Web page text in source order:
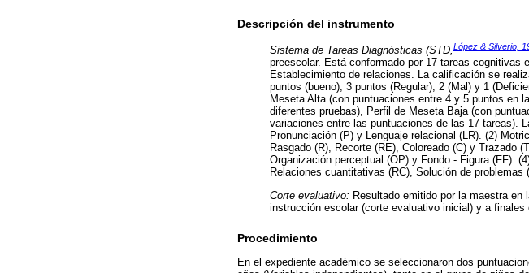
Descripción del instrumento
Sistema de Tareas Diagnósticas (STD,López & Silverio,
preescolar. Está conformado por 17 tareas
Establecimiento de relaciones. La calificación se
puntos (bueno), 3 puntos (Regular), 2 (Mal) y 1
Meseta Alta (con puntuaciones entre 4 y 5 puntos en
diferentes pruebas), Perfil de Meseta Baja (con
variaciones entre las puntuaciones de las 17 tareas).
Pronunciación (P) y Lenguaje relacional (LR). (2)
Rasgado (R), Recorte (RE), Coloreado (C) y Trazado
Organización perceptual (OP) y Fondo - Figura (FF).
Relaciones cuantitativas (RC), Solución de
Corte evaluativo: Resultado emitido por la maestra
instrucción escolar (corte evaluativo inicial) y a
Procedimiento
En el expediente académico se seleccionaron dos